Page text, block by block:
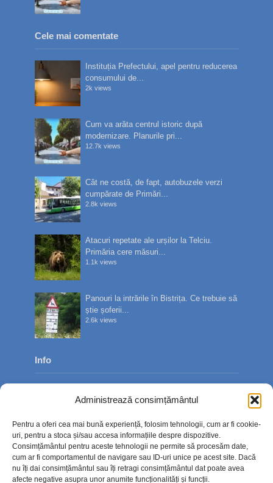
Administrează consimțământul
Pentru a oferi cea mai bună experiență, folosim tehnologii, cum ar fi cookie-
uri, pentru a stoca și/sau accesa informațiile despre dispozitive.
Consimțământul pentru aceste tehnologii ne permite să procesăm date,
cum ar fi comportamentul de navigare sau ID-uri unice pe acest site. Dacă
nu îți dai consimțământul sau îți retragi consimțământul dat poate avea
afecte negative asupra unor anumite funcționalități și funcții.
Cele mai comentate
Instituția Prefectului, apel pentru reducerea
consumului de...
2k views
Cum va arăta centrul istoric după
modernizare. Planurile pri...
12.7k views
Cât ne costă, de fapt, autobuzele verzi
cumpărate de Primări...
2.8k views
Atacuri repetate ale urșilor la Telciu.
Primăria cere măsuri...
1.1k views
Panouri la intrările în Bistrița. Ce trebuie să
știe șoferii...
2.6k views
Info
Contact
Politica de confidențialitate
Politică cookie-uri (UE)